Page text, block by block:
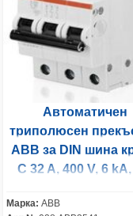
Автоматичен
триполюсен
ABB за DIN шина
C 32 A, 400 V, 6 kA,
Марка: ABB